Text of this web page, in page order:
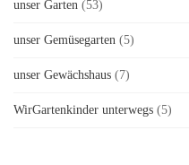
unser Garten (53)
unser Gemüsegarten (5)
unser Gewächshaus (7)
WirGartenkinder unterwegs (5)